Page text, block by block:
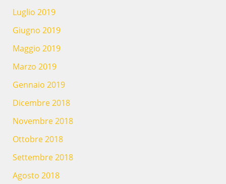
Luglio 2019
Giugno 2019
Maggio 2019
Marzo 2019
Gennaio 2019
Dicembre 2018
Novembre 2018
Ottobre 2018
Settembre 2018
Agosto 2018